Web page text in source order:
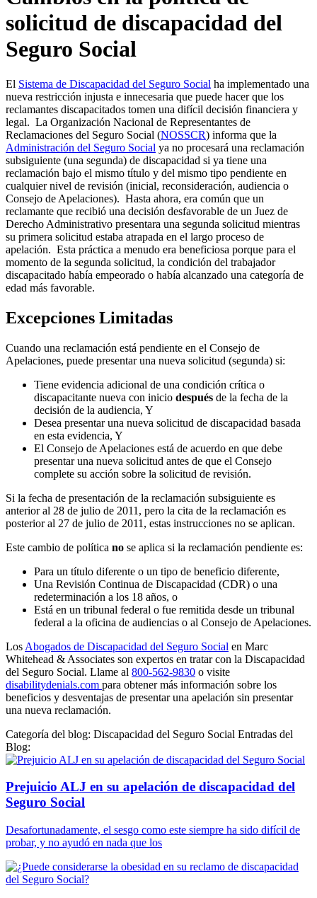
solicitud de discapacidad del
Seguro Social
El Sistema de Discapacidad del Seguro Social ha implementado una
nueva restricción injusta e innecesaria que puede hacer que los
reclamantes discapacitados tomen una difícil decisión financiera y
legal. La Organización Nacional de Representantes de
Reclamaciones del Seguro Social (NOSSCR) informa que la
Administración del Seguro Social ya no procesará una reclamación
subsiguiente (una segunda) de discapacidad si ya tiene una
reclamación bajo el mismo título y del mismo tipo pendiente en
cualquier nivel de revisión (inicial, reconsideración, audiencia o
Consejo de Apelaciones). Hasta ahora, era común que un
reclamante que recibió una decisión desfavorable de un Juez de
Derecho Administrativo presentara una segunda solicitud mientras
su primera solicitud estaba atrapada en el largo proceso de
apelación. Esta práctica a menudo era beneficiosa porque para el
momento de la segunda solicitud, la condición del trabajador
discapacitado había empeorado o había alcanzado una categoría de
edad más favorable.
Excepciones Limitadas
Cuando una reclamación está pendiente en el Consejo de
Apelaciones, puede presentar una nueva solicitud (segunda) si:
Tiene evidencia adicional de una condición crítica o
discapacitante nueva con inicio después de la fecha de la
decisión de la audiencia, Y
Desea presentar una nueva solicitud de discapacidad basada
en esta evidencia, Y
El Consejo de Apelaciones está de acuerdo en que debe
presentar una nueva solicitud antes de que el Consejo
complete su acción sobre la solicitud de revisión.
Si la fecha de presentación de la reclamación subsiguiente es
anterior al 28 de julio de 2011, pero la cita de la reclamación es
posterior al 27 de julio de 2011, estas instrucciones no se aplican.
Este cambio de política no se aplica si la reclamación pendiente es:
Para un título diferente o un tipo de beneficio diferente,
Una Revisión Continua de Discapacidad (CDR) o una
redeterminación a los 18 años, o
Está en un tribunal federal o fue remitida desde un tribunal
federal a la oficina de audiencias o al Consejo de Apelaciones.
Los Abogados de Discapacidad del Seguro Social en Marc
Whitehead & Associates son expertos en tratar con la Discapacidad
del Seguro Social. Llame al 800-562-9830 o visite
disabilitydenials.com para obtener más información sobre los
beneficios y desventajas de presentar una apelación sin presentar
una nueva reclamación.
Categoría del blog: Discapacidad del Seguro Social Entradas del
Blog:
Prejuicio ALJ en su apelación de discapacidad del
Seguro Social
Desafortunadamente, el sesgo como este siempre ha sido difícil de
probar, y no ayudó en nada que los